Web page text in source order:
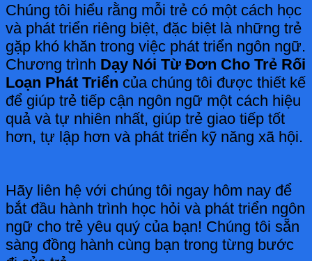
Chúng tôi hiểu rằng mỗi trẻ có một cách học
và phát triển riêng biệt, đặc biệt là những trẻ
gặp khó khăn trong việc phát triển ngôn ngữ.
Chương trình Dạy Nói Từ Đơn Cho Trẻ Rối
Loạn Phát Triển của chúng tôi được thiết kế
để giúp trẻ tiếp cận ngôn ngữ một cách hiệu
quả và tự nhiên nhất, giúp trẻ giao tiếp tốt
hơn, tự lập hơn và phát triển kỹ năng xã hội.
Hãy liên hệ với chúng tôi ngay hôm nay để
bắt đầu hành trình học hỏi và phát triển ngôn
ngữ cho trẻ yêu quý của bạn! Chúng tôi sẵn
sàng đồng hành cùng bạn trong từng bước